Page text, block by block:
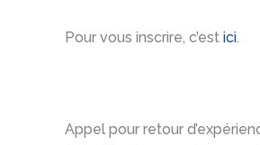
Pour vous inscrire, c’est ici.
Appel pour retour